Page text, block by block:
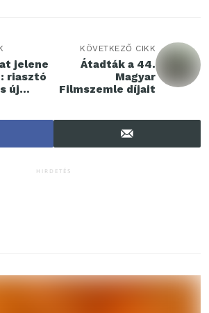
jelene
riasztó
új
KÖVETKEZŐ CIKK
Átadták a 44.
Magyar
Filmszemle díjait
HIRDETÉS